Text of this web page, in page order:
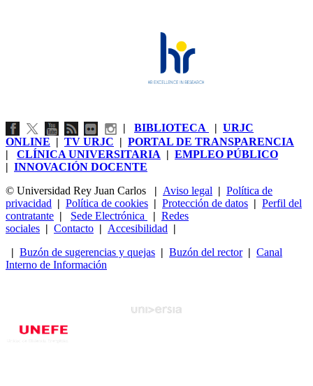
| BIBLIOTECA | URJC
ONLINE | TV URJC | PORTAL DE TRANSPARENCIA
| CLÍNICA UNIVERSITARIA | EMPLEO PÚBLICO
| INNOVACIÓN DOCENTE
© Universidad Rey Juan Carlos
| Aviso legal | Política de
privacidad | Política de cookies | Protección de datos | Perfil del
contratante | Sede Electrónica | Redes
sociales | Contacto | Accesibilidad |
| Buzón de sugerencias y quejas | Buzón del rector| Canal
Interno de Información